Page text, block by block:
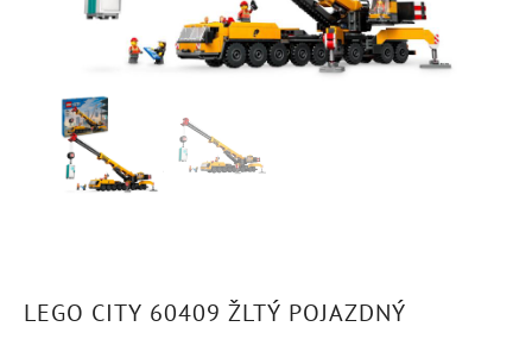
LEGO CITY 60409 ŽLTÝ POJAZDNÝ